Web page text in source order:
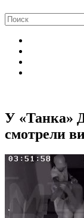
У «Танка»
смотрели